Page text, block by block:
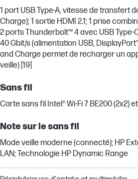
1 port USB Type-A, vitesse de transfert
Charge); 1 sortie HDMI 2.1; 1 prise
2 ports Thunderbolt™ 4 avec USB
40 Gbit/s (alimentation USB,
and Charge permet de recharger un
veille) [19]
Sans fil
Carte sans fil Intel® Wi-Fi 7 BE200 (2x2)
Note sur le sans fil
Mode veille moderne (connecté); HP
LAN; Technologie HP Dynamic Range